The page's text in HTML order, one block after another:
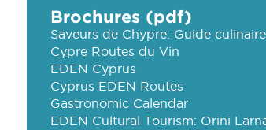
Brochures (pdf)
Saveurs de Chypre: Guide culinaire
Cypre Routes du Vin
EDEN Cyprus
Cyprus EDEN Routes
Gastronomic Calendar
EDEN Cultural Tourism: Orini